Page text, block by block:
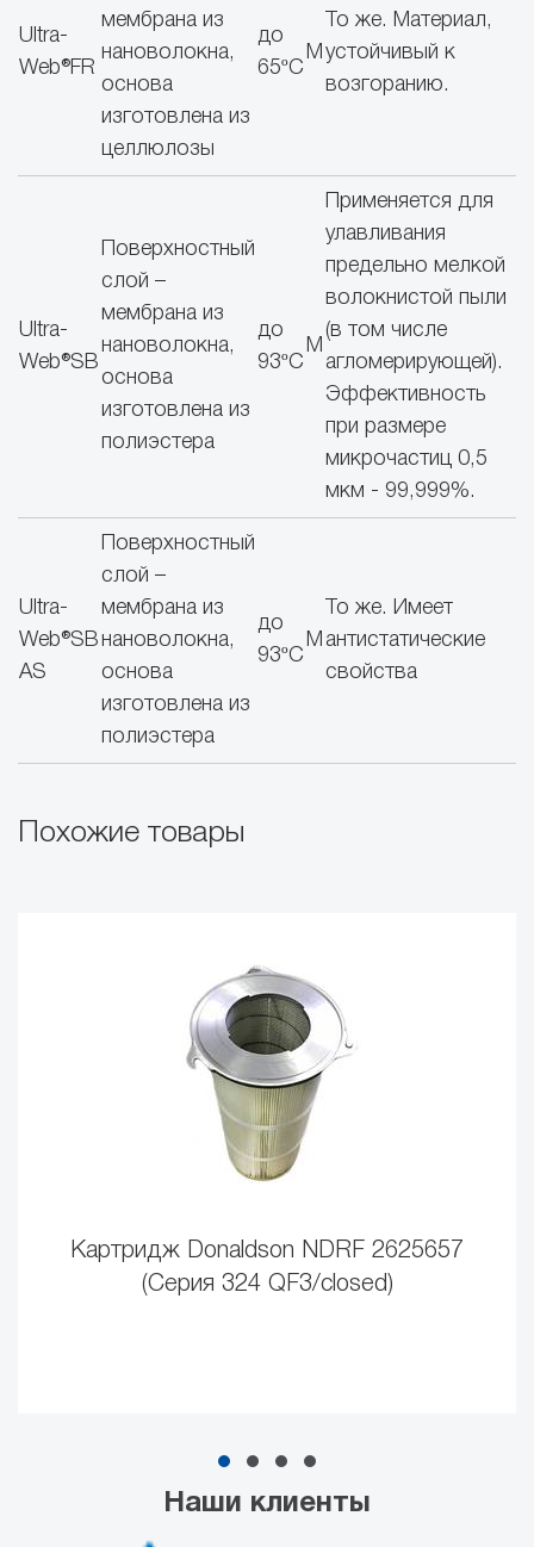
Ultra-
Web®FR
мембрана из
нановолокна,
основа
изготовлена из
целлюлозы
до
65ºС
М
То же. Материал,
устойчивый к
возгоранию.
Ultra-
Web®SB
Поверхностный
слой –
мембрана из
нановолокна,
основа
изготовлена из
полиэстера
до
93ºС
М
Применяется для
улавливания
предельно мелкой
волокнистой пыли
(в том числе
агломерирующей).
Эффективность
при размере
микрочастиц 0,5
мкм - 99,999%.
Ultra-
Web®SB
AS
Поверхностный
слой –
мембрана из
нановолокна,
основа
изготовлена из
полиэстера
до
93ºС
М
То же. Имеет
антистатические
свойства
Похожие товары
Картридж Donaldson NDRF 2625657
(Серия 324 QF3/closed)
Наши клиенты